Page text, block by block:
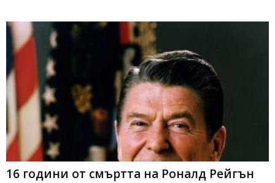
16 години от смъртта на Роналд Рейгън